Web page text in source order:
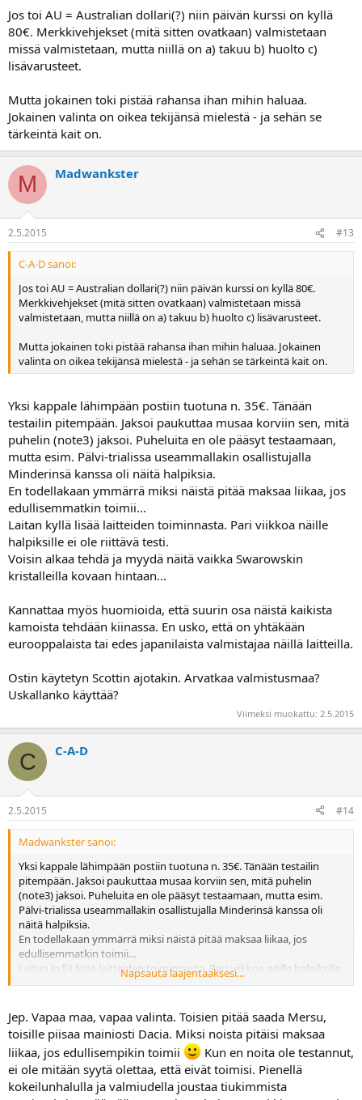
Jos toi AU = Australian dollari(?) niin päivän kurssi on kyllä
80€. Merkkivehjekset (mitä sitten ovatkaan) valmistetaan
missä valmistetaan, mutta niillä on a) takuu b) huolto c)
lisävarusteet.
Mutta jokainen toki pistää rahansa ihan mihin haluaa.
Jokainen valinta on oikea tekijänsä mielestä - ja sehän se
tärkeintä kait on.
M Madwankster
2.5.2015 #13
C-A-D sanoi:
Jos toi AU = Australian dollari(?) niin päivän kurssi on kyllä 80€.
Merkkivehjekset (mitä sitten ovatkaan) valmistetaan missä
valmistetaan, mutta niillä on a) takuu b) huolto c) lisävarusteet.
Mutta jokainen toki pistää rahansa ihan mihin haluaa. Jokainen
valinta on oikea tekijänsä mielestä - ja sehän se tärkeintä kait on.
Yksi kappale lähimpään postiin tuotuna n. 35€. Tänään
testailin pitempään. Jaksoi paukuttaa musaa korviin sen, mitä
puhelin (note3) jaksoi. Puheluita en ole pääsyt testaamaan,
mutta esim. Pälvi-trialissa useammallakin osallistujalla
Minderinsä kanssa oli näitä halpiksia.
En todellakaan ymmärrä miksi näistä pitää maksaa liikaa, jos
edullisemmatkin toimii...
Laitan kyllä lisää laitteiden toiminnasta. Pari viikkoa näille
halpiksille ei ole riittävä testi.
Voisin alkaa tehdä ja myydä näitä vaikka Swarowskin
kristalleilla kovaan hintaan...
Kannattaa myös huomioida, että suurin osa näistä kaikista
kamoista tehdään kiinassa. En usko, että on yhtäkään
eurooppalaista tai edes japanilaista valmistajaa näillä laitteilla.
Ostin käytetyn Scottin ajotakin. Arvatkaa valmistusmaa?
Uskallanko käyttää?
Viimeksi muokattu: 2.5.2015
C C-A-D
2.5.2015 #14
Madwankster sanoi:
Yksi kappale lähimpään postiin tuotuna n. 35€. Tänään testailin
pitempään. Jaksoi paukuttaa musaa korviin sen, mitä puhelin
(note3) jaksoi. Puheluita en ole pääsyt testaamaan, mutta esim.
Pälvi-trialissa useammallakin osallistujalla Minderinsä kanssa oli
näitä halpiksia.
En todellakaan ymmärrä miksi näistä pitää maksaa liikaa, jos
edullisemmatkin toimii...
Laitan kyllä lisää laitteiden toiminnasta. Pari viikkoa näille halpiksille
kovaan hintaan...
Kannattaa myös huomioida, että suurin osa näistä kaikista
kamoista tehdään kiinassa. En usko, että on yhtäkään
eurooppalaista tai edes japanilaista valmistajaa näillä laitteilla.
Napsauta laajentaaksesi...
Jep. Vapaa maa, vapaa valinta. Toisien pitää saada Mersu,
toisille piisaa mainiosti Dacia. Miksi noista pitäisi maksaa
liikaa, jos edullisempikin toimii
Kun en noita ole testannut,
ei ole mitään syytä olettaa, että eivät toimisi. Pienellä
kokeilunhalulla ja valmiudella joustaa tiukimmista